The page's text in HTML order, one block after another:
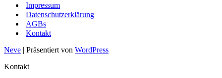
Impressum
Datenschutzerklärung
AGBs
Kontakt
Neve | Präsentiert von WordPress
Kontakt